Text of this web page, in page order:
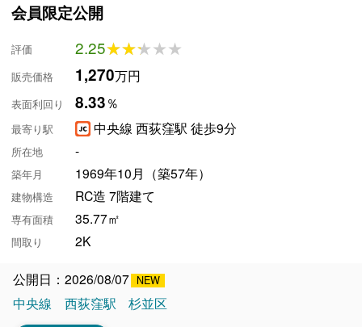
会員限定公開
評価 2.25★★★★★
★★★★★
販売価格 1,270万円
表面利回り 8.33％
最寄り駅 中央線 西荻窪駅 徒歩9分
所在地 -
築年月 1969年10月（築57年）
建物構造 RC造 7階建て
専有面積 35.77㎡
間取り 2K
公開日：2026/08/07
中央線
西荻窪駅 杉並区